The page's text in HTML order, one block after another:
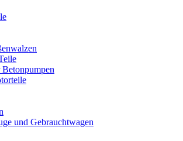
und Gebrauchtwagen